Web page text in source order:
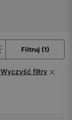
Filtruj (1)
Wyczyść filtry